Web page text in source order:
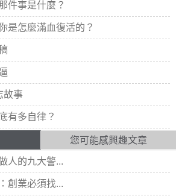
件事是什麼？
是怎麼滿血復活的？
故事
有多自律？
您可能感興趣文章
人的九大警...
創業必須找...